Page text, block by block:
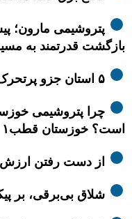
پتروشیمی مارون؛
بازگشت قدرتمند به مسیر
۵ استان جزو پرتحرک‌ترین اقتصاد‌های کشور
چرا پتروشیمی
است؟ خوزستان قطب۱ اقتصاد
از دست رفتن ارزش
شلاق‌ بی‌برقی، بر